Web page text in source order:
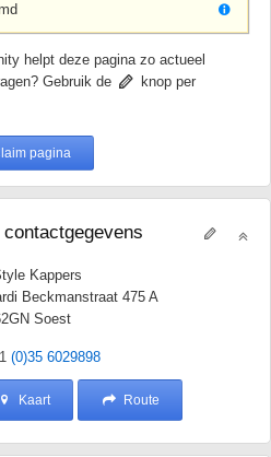
helpt deze pagina zo actueel
Gebruik de
knop per
pagina
Kappers
Beckmanstraat 475 A
Soest
(0)35 6029898
Kaart Route